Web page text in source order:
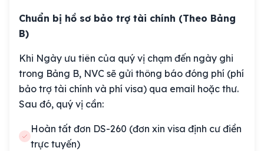
Chuẩn bị hồ sơ bảo trợ tài chính (Theo Bảng
B)
Khi Ngày ưu tiên của quý vị chạm đến ngày ghi
trong Bảng B, NVC sẽ gửi thông báo đóng phí (phí
bảo trợ tài chính và phí visa) qua email hoặc thư.
Sau đó, quý vị cần:
Hoàn tất đơn DS-260 (đơn xin visa định cư điền
trực tuyến)